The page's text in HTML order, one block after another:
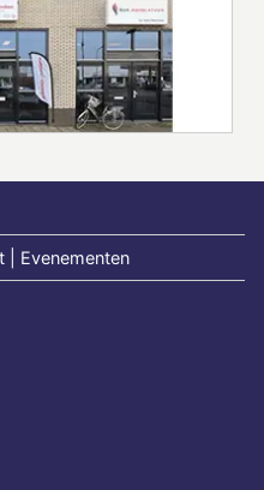
| Evenementen